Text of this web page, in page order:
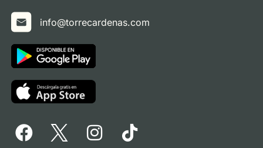
info@torrecardenas.com